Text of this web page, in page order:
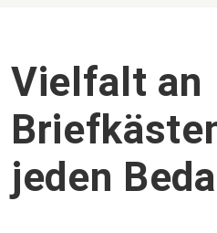
Vielfalt an
jeden